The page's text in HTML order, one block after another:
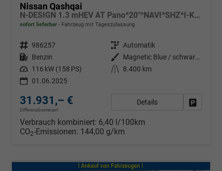
Nissan Qashqai
N-DESIGN 1.3 mHEV AT Pano*20"*NAVI*SHZ*I-Key*
sofort lieferbar Fahrzeug mit Tageszulassung
Fahrzeugnr. 986257 Getriebe Automatik
Kraftstoff Benzin Außenfarbe
Magnetic Blue / schwarzes Dach
Leistung 116 kW (158 PS) Kilometerstand
8.400 km
01.06.2025
31.931,– €
Differenzbesteuert
Details
Verbrauch kombiniert: 6,40 l/100km
CO2-Emissionen: 144,00 g/km